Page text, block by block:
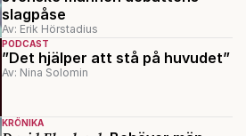
slagpåse
Av: Erik Hörstadius
PODCAST
”Det hjälper att stå på huvudet”
Av: Nina Solomin
KRÖNIKA